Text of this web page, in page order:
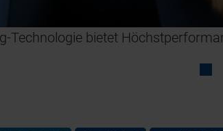
Technologie bietet